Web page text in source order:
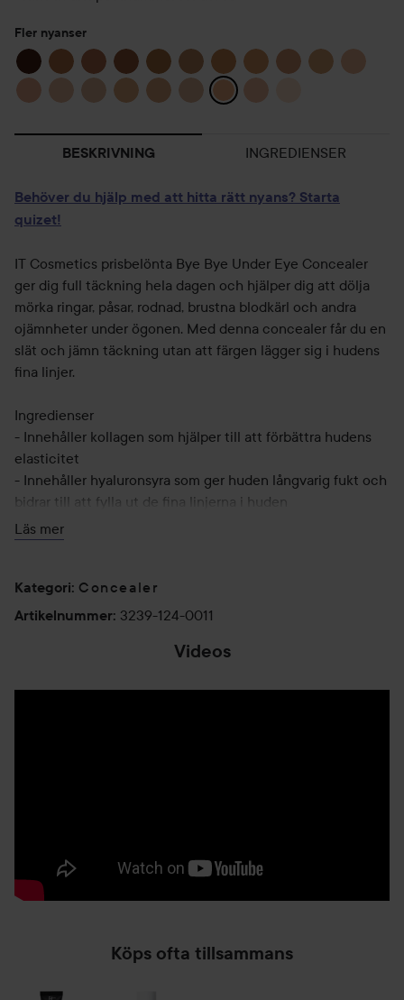
Fler nyanser
BESKRIVNING INGREDIENSER
Behöver du hjälp med att hitta rätt nyans? Starta
quizet!
IT Cosmetics prisbelönta Bye Bye Under Eye Concealer
ger dig full täckning hela dagen och hjälper dig att dölja
mörka ringar, påsar, rodnad, brustna blodkärl och andra
ojämnheter under ögonen. Med denna concealer får du en
slät och jämn täckning utan att färgen lägger sig i hudens
fina linjer.
Ingredienser
- Innehåller kollagen som hjälper till att förbättra hudens
elasticitet
- Innehåller hyaluronsyra som ger huden långvarig fukt och
bidrar till att fylla ut de fina linjerna i huden
- Innehåller vårdande E-vitamin
- Innehåller peptider som bidrar till att göra fina linjer
Denna rikligt pigmenterade concealer är utvecklad i
vitaminer, hydrolyserat kollagen, hyaluronsyra och
Appliceras perfekt med IT Cosmetics Heavenly Luxe Dual
Airbrush Concealer Brush #2.
Läs mer
Kategori: Concealer
Artikelnummer: 3239-124-0011
Videos
Köps ofta tillsammans